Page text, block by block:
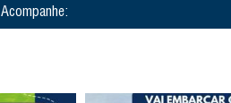
Acompanhe: